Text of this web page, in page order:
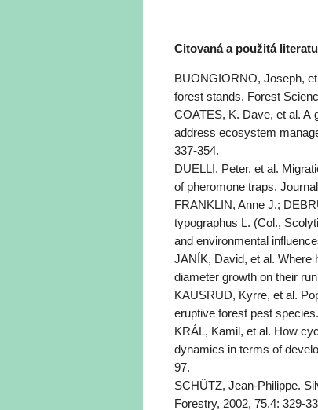
Citovaná a použitá
BUONGIORNO, Joseph,
forest stands. Forest
COATES, K. Dave, et al. A
address ecosystem
337-354.
DUELLI, Peter, et al.
of pheromone traps.
FRANKLIN, Anne J.;
typographus L. (Col.,
and environmental
JANÍK, David, et al. Where
diameter growth on their
KAUSRUD, Kyrre, et al.
eruptive forest pest
KRÁL, Kamil, et al. How
dynamics in terms of
97.
SCHÜTZ, Jean‐Philippe.
Forestry, 2002, 75.4: 329-